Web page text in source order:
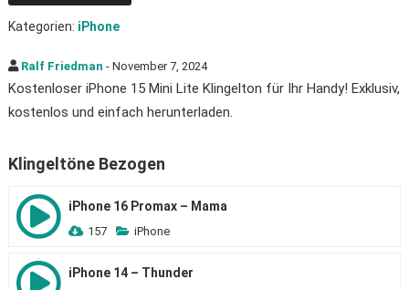
Kategorien: iPhone
Ralf Friedman - November 7, 2024
Kostenloser iPhone 15 Mini Lite Klingelton für Ihr Handy! Exklusiv,
kostenlos und einfach herunterladen.
Klingeltöne Bezogen
iPhone 16 Promax – Mama
157 iPhone
iPhone 14 – Thunder